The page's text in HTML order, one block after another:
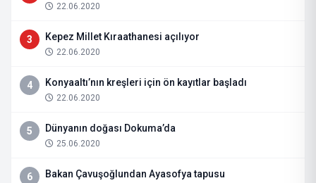
22.06.2020
3 Kepez Millet Kıraathanesi açılıyor
22.06.2020
4 Konyaaltı’nın kreşleri için ön kayıtlar başladı
22.06.2020
5 Dünyanın doğası Dokuma’da
25.06.2020
6 Bakan Çavuşoğlundan Ayasofya tapusu